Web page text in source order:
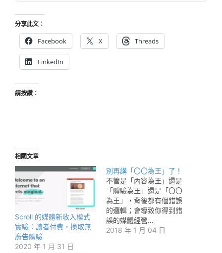
分享此文：
Facebook X Threads
LinkedIn
請按讚：
相關文章
Scroll 的媒體新收入模式
實驗：讀者付費，換取無
廣告體驗
2020 年 1 月 31 日
別再講「〇〇為王」了！
不管是「內容為王」還是
「體驗為王」還是「〇〇
為王」，背後都有個錯誤
的邏輯；會導致你得到錯
誤的媒體經營…
2018 年 1 月 04 日